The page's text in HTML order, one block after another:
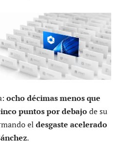
ocho décimas menos que
puntos por debajo de su
el desgaste acelerado
.